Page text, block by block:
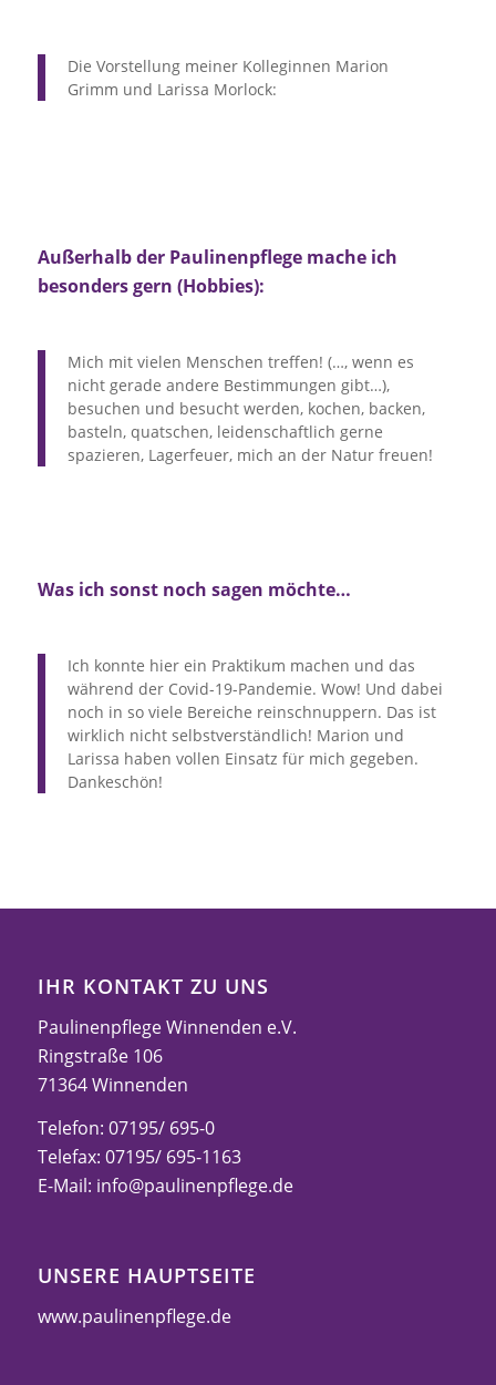
Die Vorstellung meiner Kolleginnen Marion
Grimm und Larissa Morlock:
Außerhalb der Paulinenpflege mache ich
besonders gern (Hobbies):
Mich mit vielen Menschen treffen! (…, wenn es
nicht gerade andere Bestimmungen gibt…),
besuchen und besucht werden, kochen, backen,
basteln, quatschen, leidenschaftlich gerne
spazieren, Lagerfeuer, mich an der Natur freuen!
Was ich sonst noch sagen möchte…
Ich konnte hier ein Praktikum machen und das
während der Covid-19-Pandemie. Wow! Und dabei
noch in so viele Bereiche reinschnuppern. Das ist
wirklich nicht selbstverständlich! Marion und
Larissa haben vollen Einsatz für mich gegeben.
Dankeschön!
IHR KONTAKT ZU UNS
Paulinenpflege Winnenden e.V.
Ringstraße 106
71364 Winnenden
Telefon: 07195/ 695-0
Telefax: 07195/ 695-1163
E-Mail: info@paulinenpflege.de
UNSERE HAUPTSEITE
www.paulinenpflege.de